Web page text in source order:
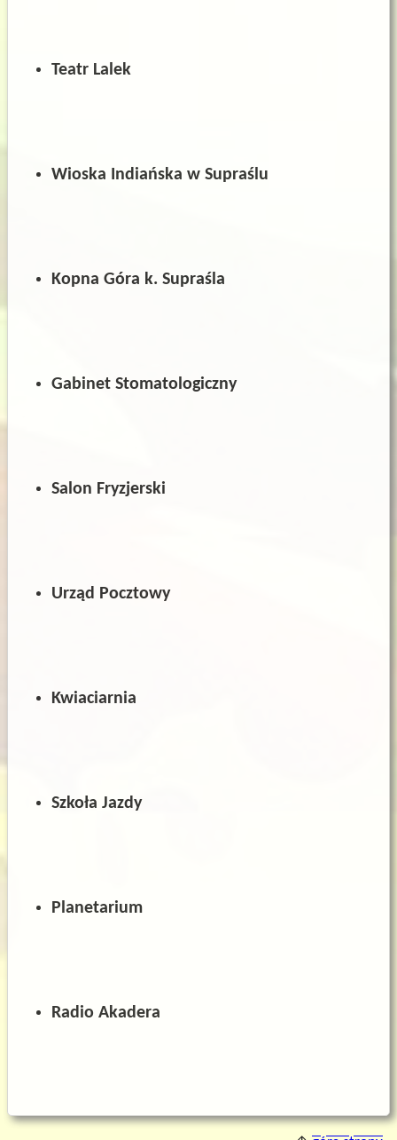
Teatr Lalek
Wioska Indiańska w Supraślu
Kopna Góra k. Supraśla
Gabinet Stomatologiczny
Sal on Fryzjerski
Urząd Pocztowy
Kwiaciarnia
Szkoła Jazdy
Planetarium
Radio Akadera